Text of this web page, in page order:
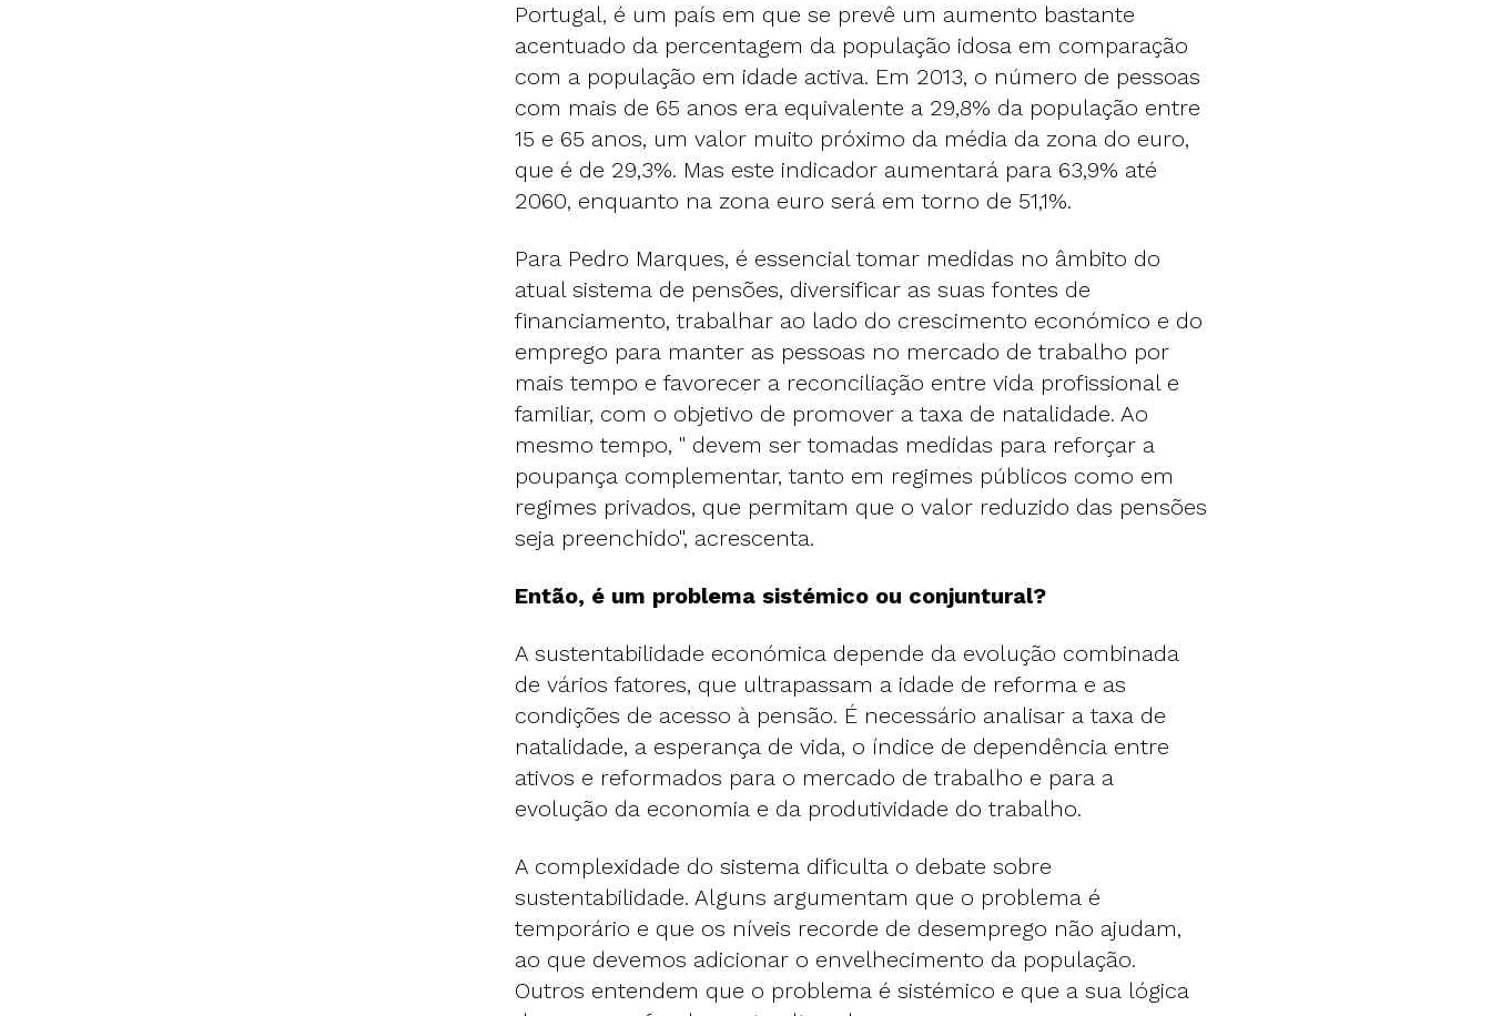
Portugal, é um país em que se prevê um aumento bastante
acentuado da percentagem da população idosa em comparação
com a população em idade activa. Em 2013, o número de pessoas
com mais de 65 anos era equivalente a 29,8% da população entre
15 e 65 anos, um valor muito próximo da média da zona do euro,
que é de 29,3%. Mas este indicador aumentará para 63,9% até
2060, enquanto na zona euro será em torno de 51,1%.
Para Pedro Marques, é essencial tomar medidas no âmbito do
atual sistema de pensões, diversificar as suas fontes de
financiamento, trabalhar ao lado do crescimento económico e do
emprego para manter as pessoas no mercado de trabalho por
mais tempo e favorecer a reconciliação entre vida profissional e
familiar, com o objetivo de promover a taxa de natalidade. Ao
mesmo tempo, " devem ser tomadas medidas para reforçar a
poupança complementar, tanto em regimes públicos como em
regimes privados, que permitam que o valor reduzido das pensões
seja preenchido", acrescenta.
Então, é um problema sistémico ou conjuntural?
A sustentabilidade económica depende da evolução combinada
de vários fatores, que ultrapassam a idade de reforma e as
condições de acesso à pensão. É necessário analisar a taxa de
natalidade, a esperança de vida, o índice de dependência entre
ativos e reformados para o mercado de trabalho e para a
evolução da economia e da produtividade do trabalho.
A complexidade do sistema dificulta o debate sobre
sustentabilidade. Alguns argumentam que o problema é
temporário e que os níveis recorde de desemprego não ajudam,
ao que devemos adicionar o envelhecimento da população.
Outros entendem que o problema é sistémico e que a sua lógica